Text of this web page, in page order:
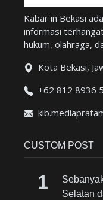
Kabar in Bekasi
informasi
hukum, olahraga,
Kota Bekasi,
+62 812 8936
CUSTOM POST
Selatan